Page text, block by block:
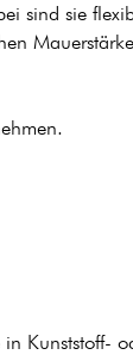
sind sie
in Kunststoff-